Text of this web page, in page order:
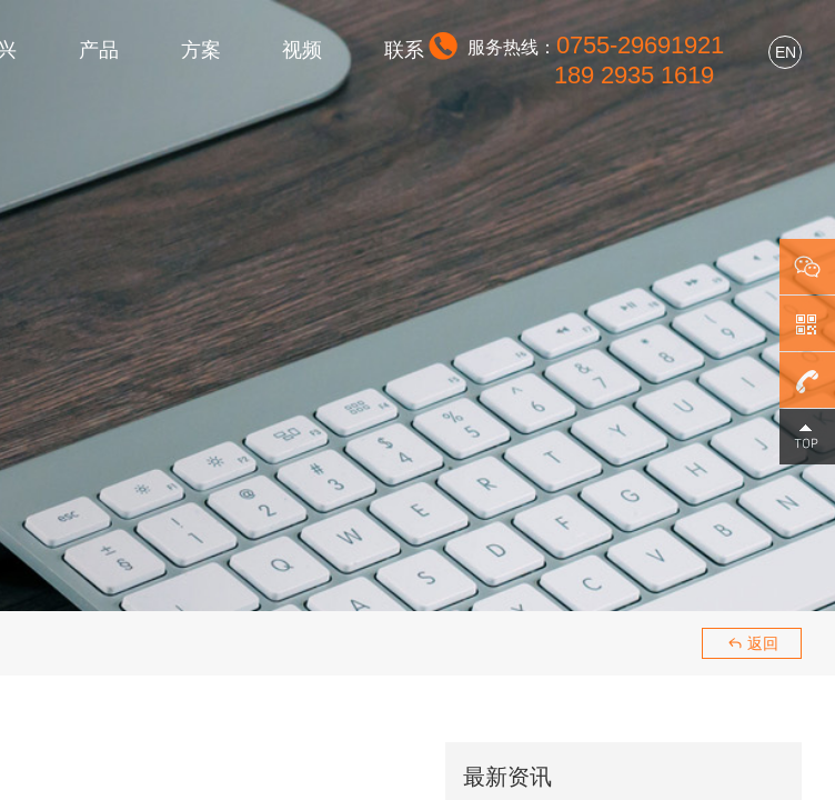
产品 方案 视频 联系 服务热线： 0755-29691921
189 2935 1619
EN
 返回
最新资讯
0755-